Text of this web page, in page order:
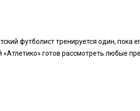
футболист тренируется один,
готов рассмотреть любые